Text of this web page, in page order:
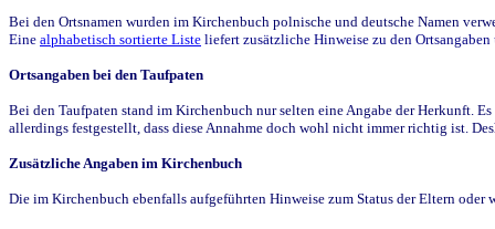
Bei den Ortsnamen wurden im Kirchenbuch polnische und deutsche Namen
Eine alphabetisch sortierte Liste liefert zusätzliche Hinweise zu den
Ortsangaben bei den Taufpaten
Bei den Taufpaten stand im Kirchenbuch nur selten eine Angabe der Herkunft.
allerdings festgestellt, dass diese Annahme doch wohl nicht immer richtig ist.
Zusätzliche Angaben im Kirchenbuch
Die im Kirchenbuch ebenfalls aufgeführten Hinweise zum Status der Eltern